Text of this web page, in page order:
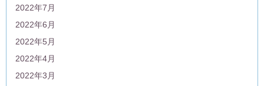
2022年7月
2022年6月
2022年5月
2022年4月
2022年3月